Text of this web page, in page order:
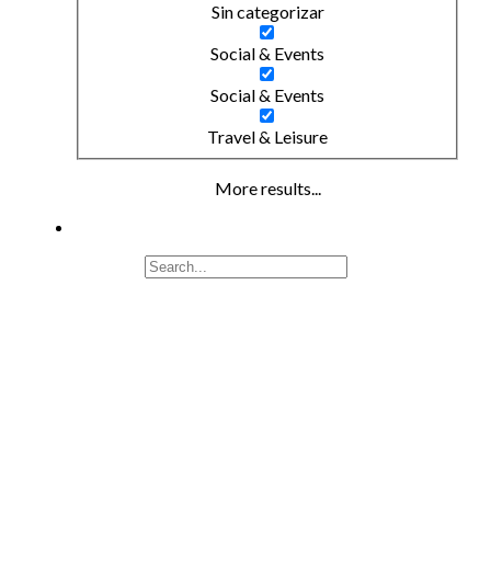
Sin categorizar
Social & Events
Social & Events
Travel & Leisure
More results...